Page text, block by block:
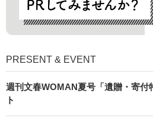
PRESENT & EVENT
週刊文春WOMAN夏号「遺贈・寄付
ト